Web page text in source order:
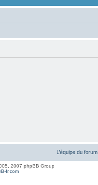
L’équipe du forum
2007 phpBB Group
fr.com